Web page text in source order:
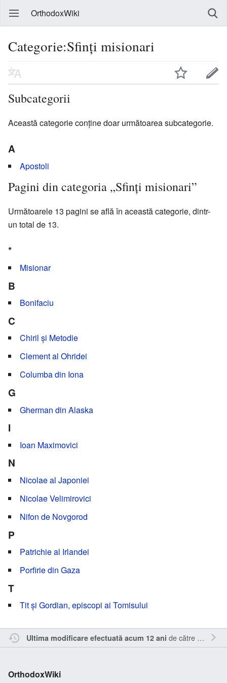
OrthodoxWiki
Categorie:Sfinți misionari
Subcategorii
Această categorie conține doar următoarea subcategorie.
A
Apostoli
Pagini din categoria „Sfinți misionari”
Următoarele 13 pagini se află în această categorie, dintr-
un total de 13.
*
Misionar
B
Bonifaciu
C
Chiril și Metodie
Clement al Ohridei
Columba din Iona
G
Gherman din Alaska
I
Ioan Maximovici
N
Nicolae al Japoniei
Nicolae Velimirovici
Nifon de Novgorod
P
Patrichie al Irlandei
Porfirie din Gaza
T
Tit și Gordian, episcopi ai Tomisului
Ultima modificare efectuată acum 12 ani de către Nick15
OrthodoxWiki